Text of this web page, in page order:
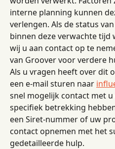
interne planning kunnen
verlengen. Als de status
binnen deze verwachte
wij u aan contact op te
van Groover voor verdere
Als u vragen heeft over dit
een e-mail sturen naar
snel mogelijk contact met
specifiek betrekking
een Siret-nummer of uw
contact opnemen met het
gedetailleerde hulp.